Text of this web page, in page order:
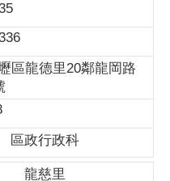
區龍德里20鄰龍岡路
區政行政科
龍慈里